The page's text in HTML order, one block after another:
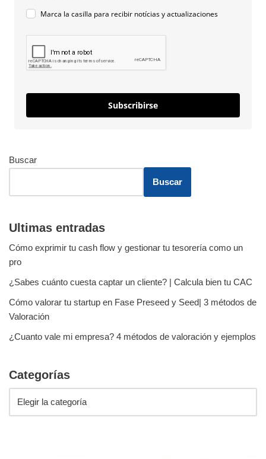
Marca la casilla para recibir notícias y actualizaciones
Subscribirse
Buscar
Buscar
Ultimas entradas
Cómo exprimir tu cash flow y gestionar tu tesorería como un
pro
¿Sabes cuánto cuesta captar un cliente? | Calcula bien tu CAC
Cómo valorar tu startup en Fase Preseed y Seed| 3 métodos de
Valoración
¿Cuanto vale mi empresa? 4 métodos de valoración y ejemplos
Categorías